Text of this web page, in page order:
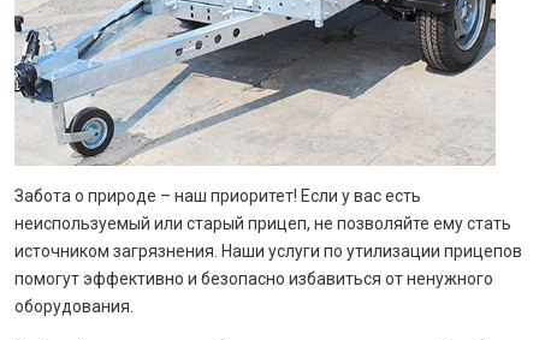
Забота о природе – наш приоритет! Если у вас есть
неиспользуемый или старый прицеп, не позволяйте ему стать
источником загрязнения. Наши услуги по утилизации прицепов
помогут эффективно и безопасно избавиться от ненужного
оборудования.